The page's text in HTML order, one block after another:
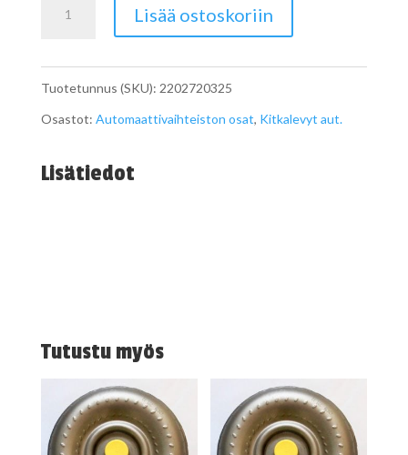
määrä
Lisää ostoskoriin
Tuotetunnus (SKU): 2202720325
Osastot: Automaattivaihteiston osat, Kitkalevyt aut.
Lisätiedot
Tutustu myös